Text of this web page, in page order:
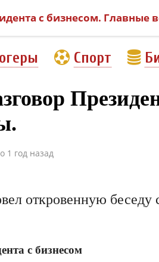
с бизнесом. Главные
Спорт
1 год назад
откровенную беседу
с бизнесом